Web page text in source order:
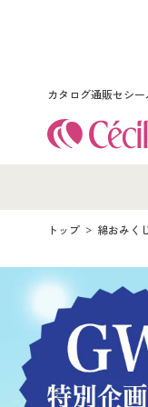
カタログ通販セシ
トップ 綿おみく